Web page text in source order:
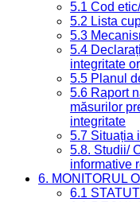
5.1 Cod
5.2 Lista
5.3
5.4
integritate
5.5 Planul
5.6 Raport
măsurilor
integritate
5.7 Situația
5.8. Studii/
informative
6. MONITORUL
6.1